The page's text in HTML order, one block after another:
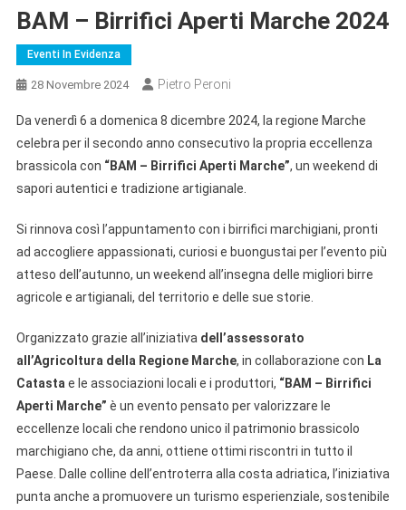
BAM – Birrifici Aperti Marche 2024
Eventi In Evidenza
28 Novembre 2024 Pietro Peroni
Da venerdì 6 a domenica 8 dicembre 2024, la regione Marche
celebra per il secondo anno consecutivo la propria eccellenza
brassicola con “BAM – Birrifici Aperti Marche”, un weekend di
sapori autentici e tradizione artigianale.
Si rinnova così l’appuntamento con i birrifici marchigiani, pronti
ad accogliere appassionati, curiosi e buongustai per l’evento più
atteso dell’autunno, un weekend all’insegna delle migliori birre
agricole e artigianali, del territorio e delle sue storie.
Organizzato grazie all’iniziativa dell’assessorato
all’Agricoltura della Regione Marche, in collaborazione con La
Catasta e le associazioni locali e i produttori, “BAM – Birrifici
Aperti Marche” è un evento pensato per valorizzare le
eccellenze locali che rendono unico il patrimonio brassicolo
marchigiano che, da anni, ottiene ottimi riscontri in tutto il
Paese. Dalle colline dell’entroterra alla costa adriatica, l’iniziativa
punta anche a promuovere un turismo esperienziale, sostenibile